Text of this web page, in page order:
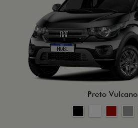
Preto Vulcano